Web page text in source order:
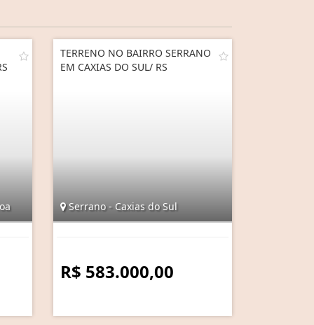
TERRENO NO BAIRRO SERRANO
EM CAXIAS DO SUL/ RS
Serrano - Caxias do Sul
R$ 583.000,00